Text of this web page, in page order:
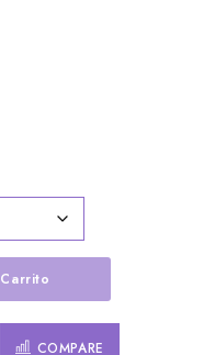
COMPARE